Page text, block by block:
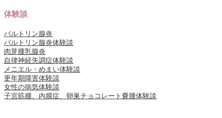
体験談
バルトリン腺炎
バルトリン腺炎体験談
肉芽腫乳腺炎
自律神経失調症体験談
メニエル・めまい体験談
更年期障害体験談
女性の病気体験談
子宮筋腫、内膜症、卵巣チョコレート嚢腫体験談